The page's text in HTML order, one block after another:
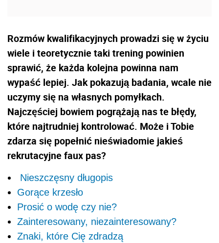
Rozmów kwalifikacyjnych prowadzi się w życiu
wiele i teoretycznie taki trening powinien
sprawić, że każda kolejna powinna nam
wypaść lepiej. Jak pokazują badania, wcale nie
uczymy się na własnych pomyłkach.
Najczęściej bowiem pogrążają nas te błędy,
które najtrudniej kontrolować. Może i Tobie
zdarza się popełnić nieświadomie jakieś
rekrutacyjne faux pas?
Nieszczęsny długopis
Gorące krzesło
Prosić o wodę czy nie?
Zainteresowany, niezainteresowany?
Znaki, które Cię zdradzą